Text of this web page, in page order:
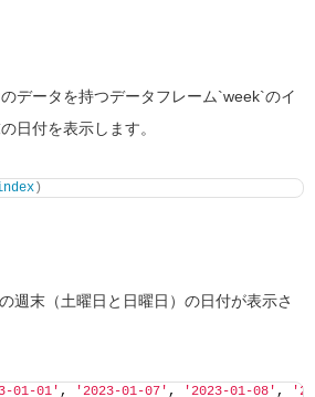
データを持つデータフレーム`week`のイ
日付を表示します。
)
週末（土曜日と日曜日）の日付が表示さ
01-01' , '2023-01-07' , '2023-01-08' ,